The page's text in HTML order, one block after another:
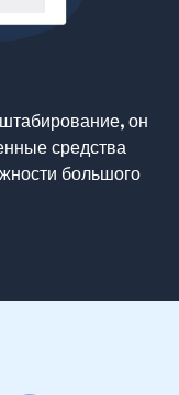
он
средства
большого